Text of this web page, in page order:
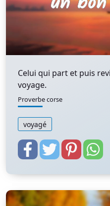
Celui qui part et puis
voyage.
Proverbe corse
voyagé